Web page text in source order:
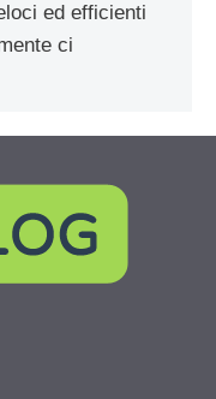
ed efficienti
ci